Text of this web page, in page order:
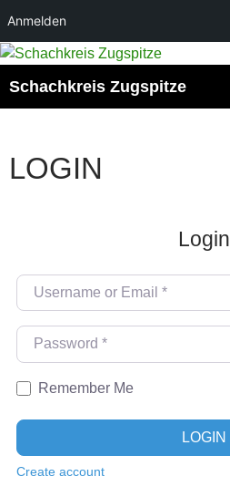
Anmelden
Zum
springen
Schachkreis Zugspitze
LOGIN
Login
Username or Email
Password
Remember Me
LOGIN
Create account